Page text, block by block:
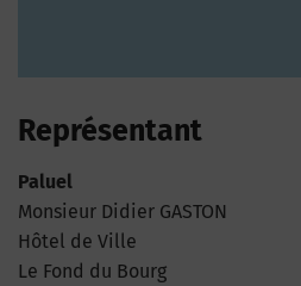
Représentant
Paluel
Monsieur Didier GASTON
Hôtel de Ville
Le Fond du Bourg